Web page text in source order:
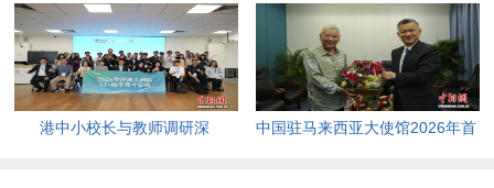
年终结。
返100美元高点，黄金价格急
跌，日韩主要股指开盘走低。
港中小校长与教师调研深
中国驻马来西亚大使馆2026年首